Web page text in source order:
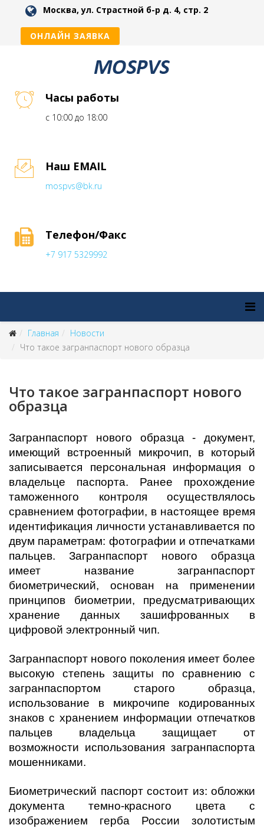
Москва, ул. Страстной б-р д. 4, стр. 2
ОНЛАЙН ЗАЯВКА
Часы работы
с 10:00 до 18:00
Наш EMAIL
mospvs@bk.ru
Телефон/Факс
+7 917 5329992
Главная
Новости
Что такое загранпаспорт нового образца
Что такое загранпаспорт нового
образца
Загранпаспорт нового образца - документ,
имеющий встроенный микрочип, в который
записывается персональная информация о
владельце паспорта. Ранее прохождение
таможенного контроля осуществлялось
сравнением фотографии, в настоящее время
идентификация личности устанавливается по
двум параметрам: фотографии и отпечатками
пальцев. Загранпаспорт нового образца
имеет название загранпаспорт
биометрический, основан на применении
принципов биометрии, предусматривающих
хранение данных зашифрованных в
цифровой электронный чип.
Загранпаспорт нового поколения имеет более
высокую степень защиты по сравнению с
загранпаспортом старого образца,
использование в микрочипе кодированных
знаков с хранением информации отпечатков
пальцев владельца защищает от
возможности использования загранпаспорта
мошенниками.
Биометрический паспорт состоит из: обложки
документа темно-красного цвета с
изображением герба России золотистым